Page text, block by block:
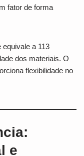
fator de forma
equivale a 113
dos materiais. O
flexibilidade no
e